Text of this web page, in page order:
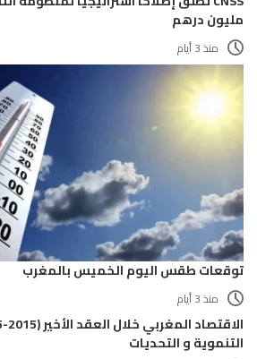
مليون درهم
منذ 3 أيام
توقعات طقس اليوم الخميس بالمغرب
منذ 3 أيام
التنموية و التحديات